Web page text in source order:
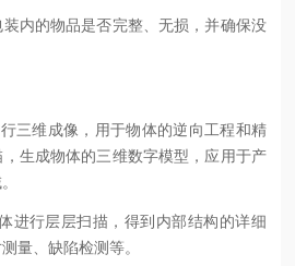
内的物品是否完整、无损，并确保没
三维成像，用于物体的逆向工程和精
生成物体的三维数字模型，应用于产
进行层层扫描，得到内部结构的详细
量、缺陷检测等。